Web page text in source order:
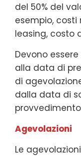
del 50% del
esempio, costi
leasing, costo
Devono
alla data di
di
dalla data di
Agevolazioni
Le